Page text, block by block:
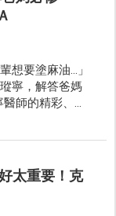
想要塗麻油…」
寧，解答爸媽
師的精彩、實
太重要！克